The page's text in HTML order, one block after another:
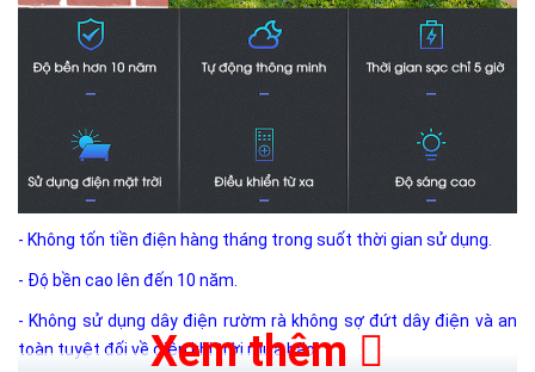
- Không tốn tiền điện hàng tháng trong suốt thời gian sử dụng.
- Độ bền cao lên đến 10 năm.
- Không sử dụng dây điện rườm rà không sợ đứt dây điện và an
toàn tuyệt đối về điện khi trời mưa bão.
Xem thêm